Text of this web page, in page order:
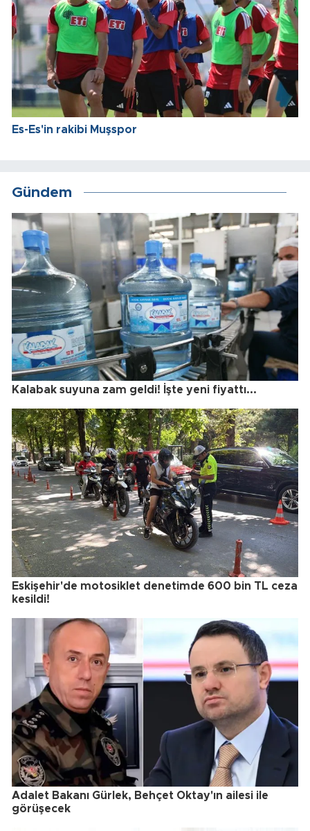
Es-Es'in rakibi Muşspor
Gündem
Kalabak suyuna zam geldi! İşte yeni fiyattı...
Eskişehir'de motosiklet denetimde 600 bin TL ceza
kesildi!
Adalet Bakanı Gürlek, Behçet Oktay'ın ailesi ile
görüşecek